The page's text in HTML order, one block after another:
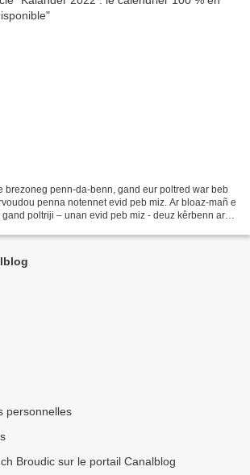
brezoneg penn-da-benn, gand eur poltred war beb
penna notennet evid peb miz. Ar bloaz-mañ e
poltriji – unan evid peb miz - deuz kêrbenn ar
personnelles
Broudic sur le portail Canalblog